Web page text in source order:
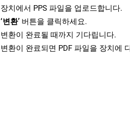
장치에서 PPS 파일을 업로드합니다.
‘변환’ 버튼을 클릭하세요.
변환이 완료될 때까지 기다립니다.
변환이 완료되면 PDF 파일을 장치에